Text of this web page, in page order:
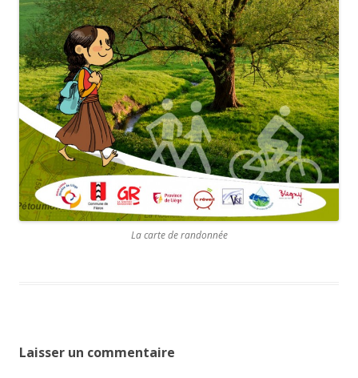
La carte de randonnée
Laisser un commentaire